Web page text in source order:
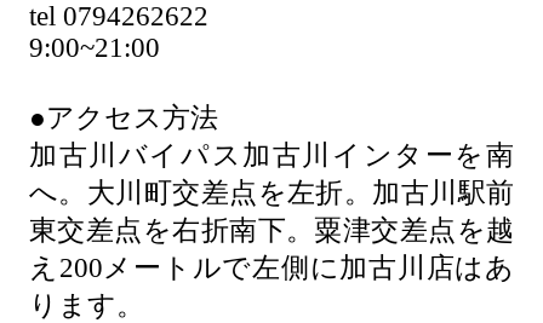
tel 0794262622
9:00~21:00
●アクセス方法
加古川バイパス加古川インターを南
へ。大川町交差点を左折。加古川駅前
東交差点を右折南下。粟津交差点を越
え200メートルで左側に加古川店はあ
ります。